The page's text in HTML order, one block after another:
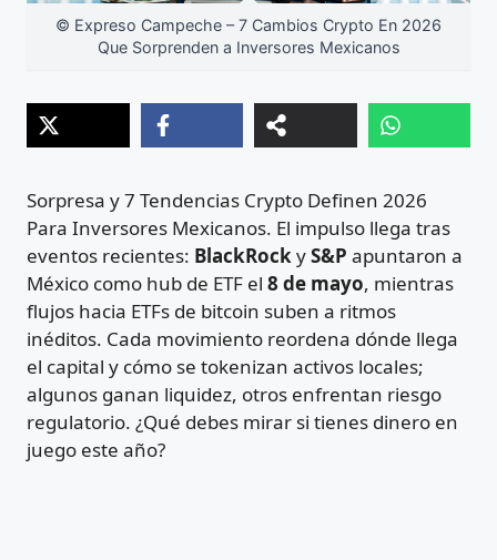
© Expreso Campeche – 7 Cambios Crypto En 2026
Que Sorprenden a Inversores Mexicanos
Sorpresa y 7 Tendencias Crypto Definen 2026
Para Inversores Mexicanos. El impulso llega tras
eventos recientes: BlackRockyS&P apuntaron a
México como hub de ETF el 8 de mayo, mientras
flujos hacia ETFs de bitcoin suben a ritmos
inéditos. Cada movimiento reordena dónde llega
el capital y cómo se tokenizan activos locales;
algunos ganan liquidez, otros enfrentan riesgo
regulatorio. ¿Qué debes mirar si tienes dinero en
juego este año?